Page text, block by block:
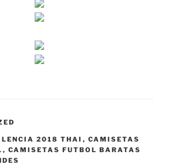
2018 THAI , CAMISETAS
, CAMISETAS FUTBOL BARATAS